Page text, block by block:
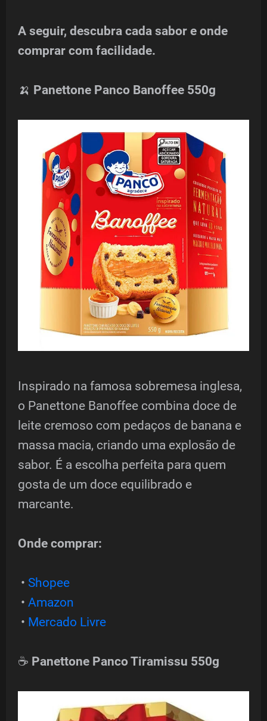
A seguir, descubra cada sabor e onde
comprar com facilidade.
🍌 Panettone Panco Banoffee 550g
Inspirado na famosa sobremesa inglesa,
o Panettone Banoffee combina doce de
leite cremoso com pedaços de banana e
massa macia, criando uma explosão de
sabor. É a escolha perfeita para quem
gosta de um doce equilibrado e
marcante.
Onde comprar:
• Shopee
• Amazon
• Mercado Livre
☕ Panettone Panco Tiramissu 550g